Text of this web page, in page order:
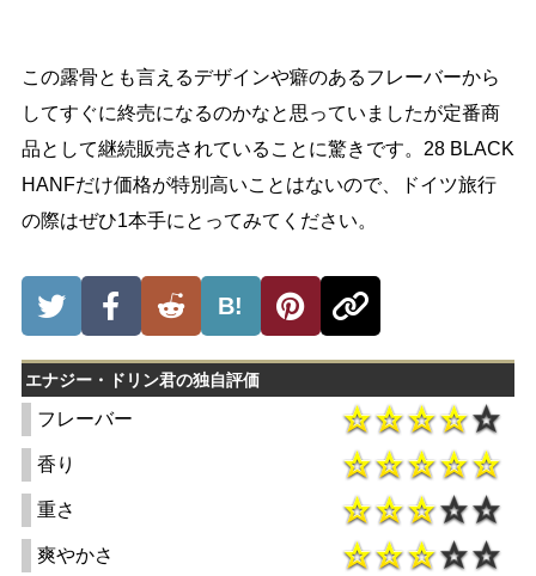
この露骨とも言えるデザインや癖のあるフレーバーから
してすぐに終売になるのかなと思っていましたが定番商
品として継続販売されていることに驚きです。28 BLACK
HANFだけ価格が特別高いことはないので、ドイツ旅行
の際はぜひ1本手にとってみてください。
B!
エナジー・ドリン君の独自評価
フレーバー
香り
重さ
爽やかさ